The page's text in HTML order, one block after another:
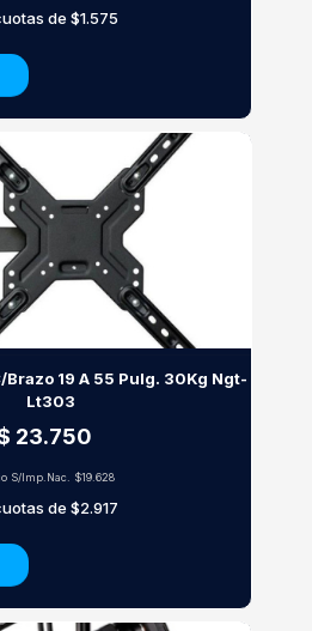
de $1.575
Brazo 19 A 55 Pulg. 30Kg Ngt-
Lt303
23.750
S/Imp.Nac. $19.628
de $2.917